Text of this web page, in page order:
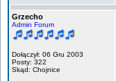
Grzecho
Admin Forum
Dołączył: 06 Gru 2003
Posty: 322
Skąd: Chojnice